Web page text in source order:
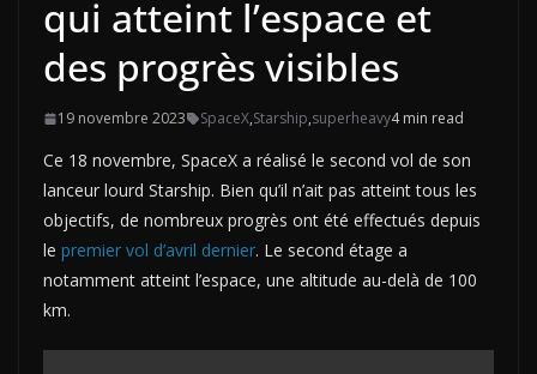
qui atteint l’espace et
des progrès visibles
19 novembre 2023 SpaceX,Starship,superheavy4 min read
Ce 18 novembre, SpaceX a réalisé le second vol de son
lanceur lourd Starship. Bien qu’il n’ait pas atteint tous les
objectifs, de nombreux progrès ont été effectués depuis
le premier vol d’avril dernier. Le second étage a
notamment atteint l’espace, une altitude au-delà de 100
km.